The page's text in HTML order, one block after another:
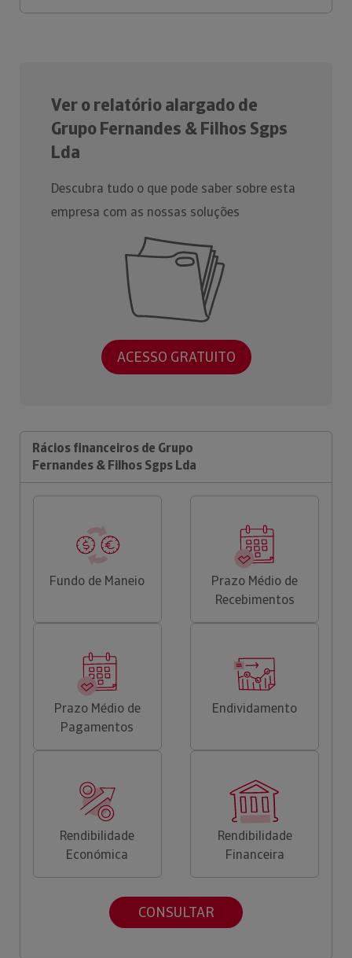
Ver o relatório alargado de
Grupo Fernandes & Filhos Sgps
Lda
Descubra tudo o que pode saber sobre esta
empresa com as nossas soluções
ACESSO GRATUITO
Rácios financeiros de Grupo
Fernandes & Filhos Sgps Lda
Fundo de Maneio
Prazo Médio de
Recebimentos
Prazo Médio de
Pagamentos
Endividamento
Rendibilidade
Económica
Rendibilidade
Financeira
CONSULTAR